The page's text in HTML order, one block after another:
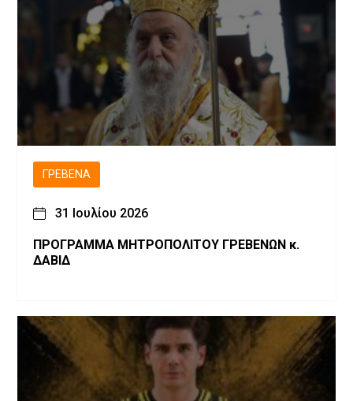
ΓΡΕΒΕΝΆ
31 Ιουλίου 2026
ΠΡΟΓΡΑΜΜΑ ΜΗΤΡΟΠΟΛΙΤΟΥ ΓΡΕΒΕΝΩΝ κ.
ΔΑΒΙΔ